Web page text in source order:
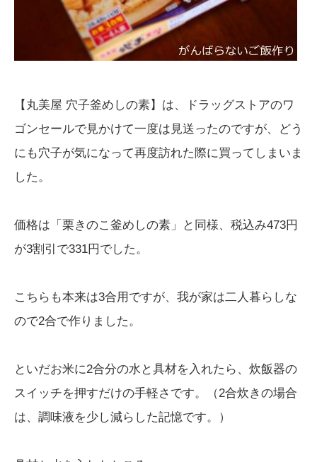
【丸美屋 穴子釜めしの素】は、ドラッグストアのワ
ゴンセールで見かけて一度は見送ったのですが、どう
にも穴子が気になって再度訪れた際に買ってしまいま
した。
価格は「栗きのこ釜めしの素」と同様、税込み473円
が3割引で331円でした。
こちらも本来は3合用ですが、我が家は二人暮らしな
ので2合で作りました。
といだお米に2合分の水と具材を入れたら、炊飯器の
スイッチを押すだけの手軽さです。（2合炊きの場合
は、調味液を少し減らした記憶です。）